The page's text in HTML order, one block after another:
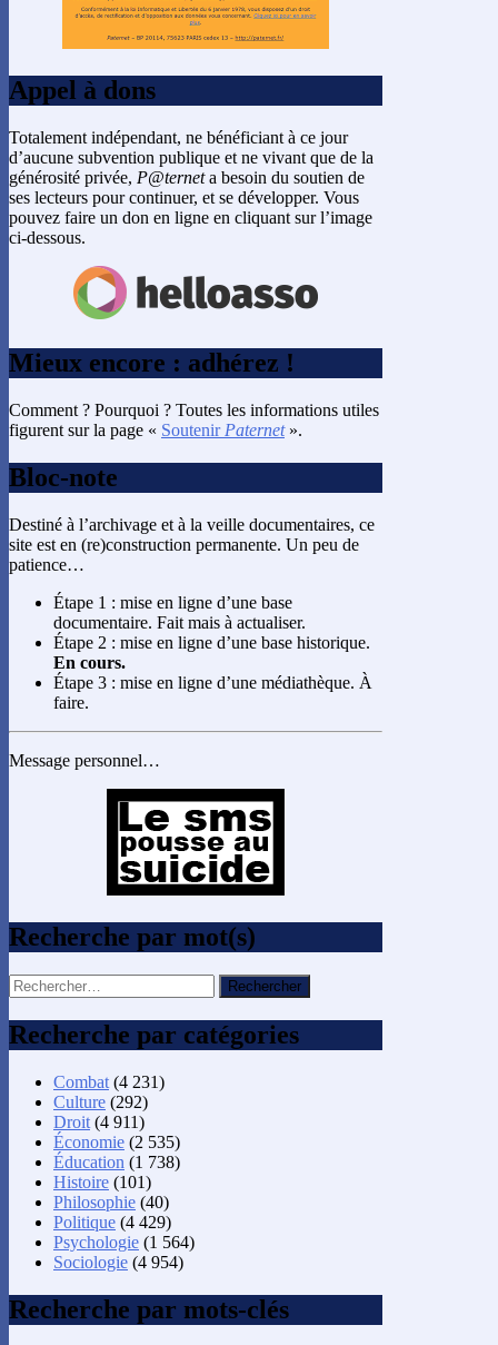
Appel à dons
Totalement indépendant, ne bénéficiant à ce jour
d’aucune subvention publique et ne vivant que de la
générosité privée, P@terneta besoin du soutien de
ses lecteurs pour continuer, et se développer. Vous
pouvez faire un don en ligne en cliquant sur l’image
ci-dessous.
Mieux encore : adhérez !
Comment ? Pourquoi ? Toutes les informations utiles
figurent sur la page « Soutenir Paternet».
Bloc-note
Destiné à l’archivage et à la veille documentaires, ce
site est en (re)construction permanente. Un peu de
patience…
Étape 1 : mise en ligne d’une base
documentaire. Fait mais à actualiser.
Étape 2 : mise en ligne d’une base historique.
En cours.
Étape 3 : mise en ligne d’une médiathèque. À
faire.
Message personnel…
Recherche par mot(s)
Rechercher :
Recherche par catégories
Combat (4 231)
Culture (292)
Droit (4 911)
Économie (2 535)
Éducation (1 738)
Histoire (101)
Philosophie (40)
Politique (4 429)
Psychologie (1 564)
Sociologie (4 954)
Recherche par mots-clés